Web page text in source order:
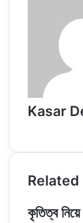
Kasar
কৃতিত্ব নিয়ে